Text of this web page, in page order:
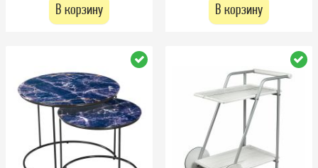
В корзину В корзину